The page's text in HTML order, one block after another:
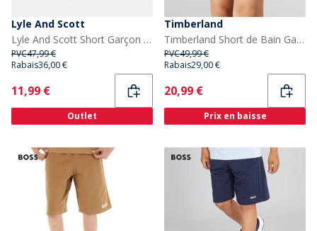
Lyle And Scott
Lyle And Scott Short Garçon Fly Fleece X129 Graphite
PVC47,99 €
Rabais36,00 €
Current
11,99 €
Outlet
Timberland
Timberland Short de Bain Garçon Bleu Médiéval
PVC49,99 €
Rabais29,00 €
Current
20,99 €
Prix en baisse